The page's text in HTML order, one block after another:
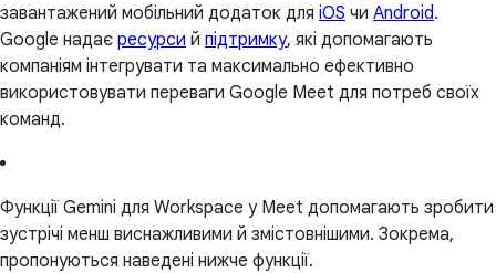
завантажений мобільний додаток для iOS чи Android.
Google надає ресурси й підтримку, які допомагають
компаніям інтегрувати та максимально ефективно
використовувати переваги Google Meet для потреб своїх
команд.
Функції Gemini для Workspace у Meet допомагають зробити
зустрічі менш виснажливими й змістовнішими. Зокрема,
пропонуються наведені нижче функції.